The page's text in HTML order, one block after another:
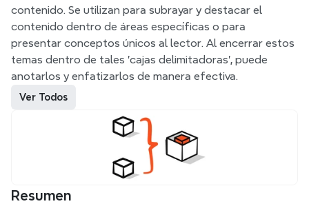
contenido. Se utilizan para subrayar y destacar el
contenido dentro de áreas específicas o para
presentar conceptos únicos al lector. Al encerrar estos
temas dentro de tales 'cajas delimitadoras', puede
anotarlos y enfatizarlos de manera efectiva.
Ver Todos
Resumen